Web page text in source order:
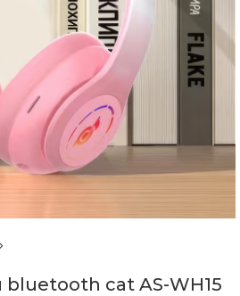
bluetooth cat AS-WH15